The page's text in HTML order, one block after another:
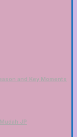
and Key Moments
JP